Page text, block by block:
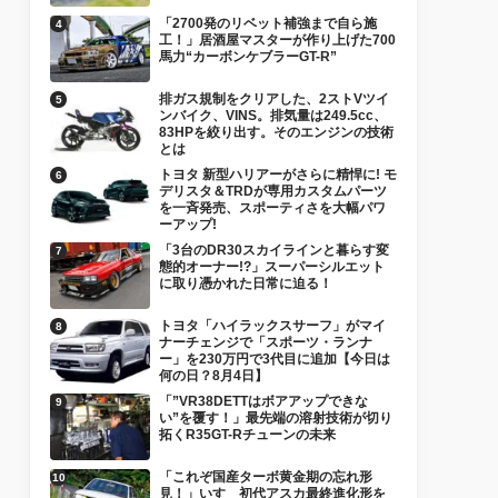
「2700発のリベット補強まで自ら施
工！」居酒屋マスターが作り上げた700
馬力“カーボンケブラーGT-R”
排ガス規制をクリアした、2ストVツイ
ンバイク、VINS。排気量は249.5cc、
83HPを絞り出す。そのエンジンの技術
とは
トヨタ 新型ハリアーがさらに精悍に! モ
デリスタ＆TRDが専用カスタムパーツ
を一斉発売、スポーティさを大幅パワ
ーアップ!
「3台のDR30スカイラインと暮らす変
態的オーナー!?」スーパーシルエット
に取り憑かれた日常に迫る！
トヨタ「ハイラックスサーフ」がマイ
ナーチェンジで「スポーツ・ランナ
ー」を230万円で3代目に追加【今日は
何の日？8月4日】
「”VR38DETTはボアアップできな
い”を覆す！」最先端の溶射技術が切り
拓くR35GT-Rチューンの未来
「これぞ国産ターボ黄金期の忘れ形
見！」いすゞ初代アスカ最終進化形を